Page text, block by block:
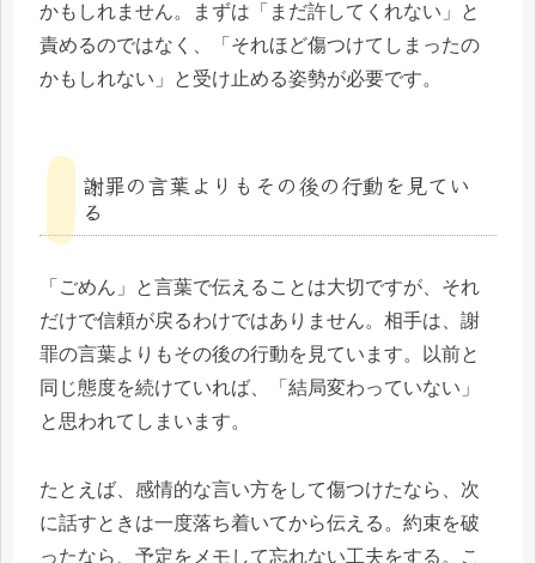
かもしれません。まずは「まだ許してくれない」と
責めるのではなく、「それほど傷つけてしまったの
かもしれない」と受け止める姿勢が必要です。
謝罪の言葉よりもその後の行動を見てい
る
「ごめん」と言葉で伝えることは大切ですが、それ
だけで信頼が戻るわけではありません。相手は、謝
罪の言葉よりもその後の行動を見ています。以前と
同じ態度を続けていれば、「結局変わっていない」
と思われてしまいます。
たとえば、感情的な言い方をして傷つけたなら、次
に話すときは一度落ち着いてから伝える。約束を破
ったなら、予定をメモして忘れない工夫をする。こ